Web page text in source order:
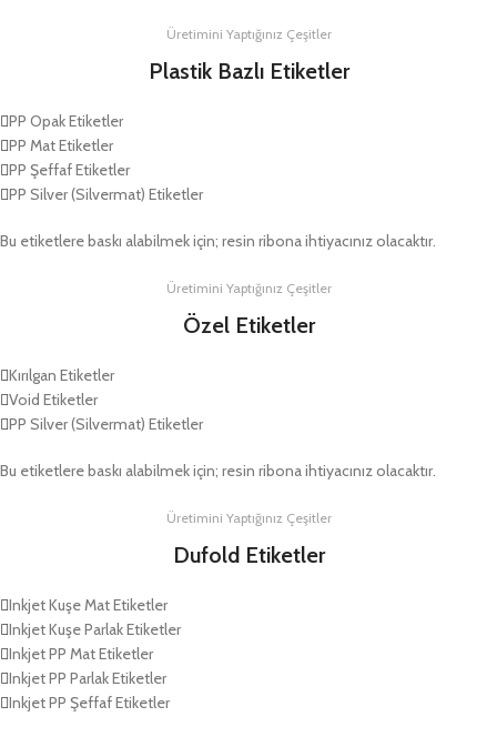
Üretimini Yaptığınız Çeşitler
Plastik Bazlı Etiketler
PP Opak Etiketler
PP Mat Etiketler
PP Şeffaf Etiketler
PP Silver (Silvermat) Etiketler
Bu etiketlere baskı alabilmek için; resin ribona ihtiyacınız olacaktır.
Üretimini Yaptığınız Çeşitler
Özel Etiketler
Kırılgan Etiketler
Void Etiketler
PP Silver (Silvermat) Etiketler
Bu etiketlere baskı alabilmek için; resin ribona ihtiyacınız olacaktır.
Üretimini Yaptığınız Çeşitler
Dufold Etiketler
Inkjet Kuşe Mat Etiketler
Inkjet Kuşe Parlak Etiketler
Inkjet PP Mat Etiketler
Inkjet PP Parlak Etiketler
Inkjet PP Şeffaf Etiketler